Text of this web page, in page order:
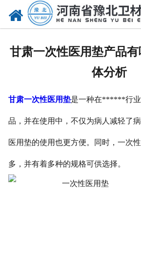
甘肃一次性医用垫产品
体分析
甘肃一次性医用垫是一种在******行
品，并在使用中，不仅为病人减轻了
医用垫的使用也更方便。同时，一次
多，并有着多种的规格可供选择。